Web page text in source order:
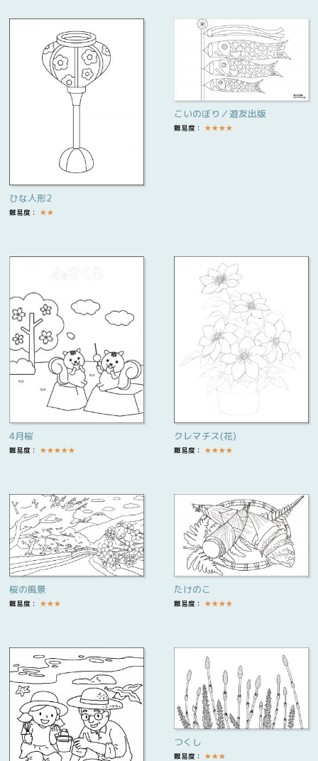
ひな人形2
難易度： ★★
こいのぼり／遊友出版
難易度： ★★★★
4月桜
難易度： ★★★★★
クレマチス(花)
難易度： ★★★★
桜の風景
難易度： ★★★
たけのこ
難易度： ★★★★
つくし
難易度： ★★★